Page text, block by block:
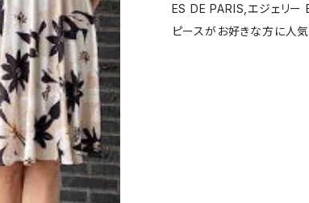
ES DE PARIS,エジェリー
ピースがお好きな方に人気